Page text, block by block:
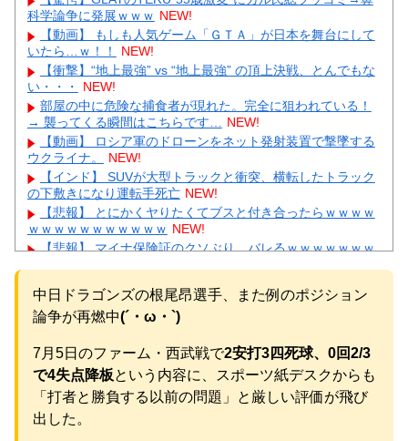
科学論争に発展ｗｗｗ NEW!
【動画】 もしも人気ゲーム「ＧＴＡ」が日本を舞台にして
いたら…ｗ！！
NEW!
【衝撃】“地上最強” vs “地上最強” の頂上決戦、とんでもな
い・・・
NEW!
部屋の中に危険な捕食者が現れた。完全に狙われている！
→ 襲ってくる瞬間はこちらです… NEW!
【動画】 ロシア軍のドローンをネット発射装置で撃墜する
ウクライナ。
NEW!
【インド】 SUVが大型トラックと衝突、横転したトラック
の下敷きになり運転手死亡 NEW!
【悲報】 とにかくヤりたくてブスと付き合ったらｗｗｗｗ
ｗｗｗｗｗｗｗｗｗｗｗ NEW!
【悲報】 マイナ保険証のクソぶり、バレるｗｗｗｗｗｗｗ
【画像】 週刊少年ジャンプ、「ロクのおかしな家」とかい
う微妙な漫画を巻頭カラーにしたせいで100万部切る NEW!
飲み屋でケンカした相手をコロした男の弁護をした。そし
【警告】 医師「米国では”ヘロインと同じくらいヤバい
薬”が日本では平気で処方されてる」 NEW!
【物議】辻希美、中2息子の荷造り全代行→ガル民「駄目男
製造」大激論ｗｗｗ NEW!
元AKB社長、22億円申告漏れ 乃木坂46運営会社の株式を
中日ドラゴンズの根尾昂選手、また例のポジション
論争が再燃中(´・ω・`)
7月5日のファーム・西武戦で2安打3四死球、0回2/3
で4失点降板という内容に、スポーツ紙デスクからも
「打者と勝負する以前の問題」と厳しい評価が飛び
出した。